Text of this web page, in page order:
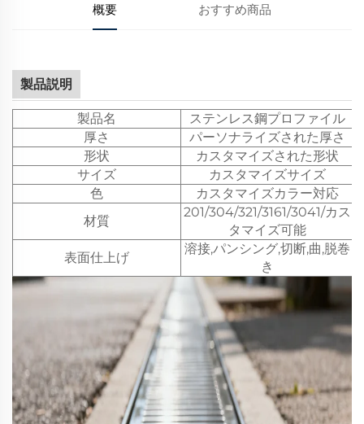
概要 おすすめ商品
製品説明
製品名
ステンレス鋼プロファイル
厚さ
パーソナライズされた厚さ
形状
カスタマイズされた形状
サイズ
カスタマイズサイズ
色
カスタマイズカラー対応
材質
201/304/321/3161/3041/カス
タマイズ可能
表面仕上げ
溶接,パンシング,切断,曲,脱巻
き